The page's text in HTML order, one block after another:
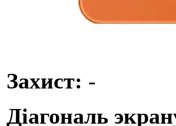
Захист: -
Діагональ